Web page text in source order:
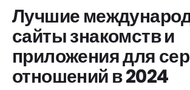
Лучшие
сайты знакомств и
приложения для
отношений в 2024